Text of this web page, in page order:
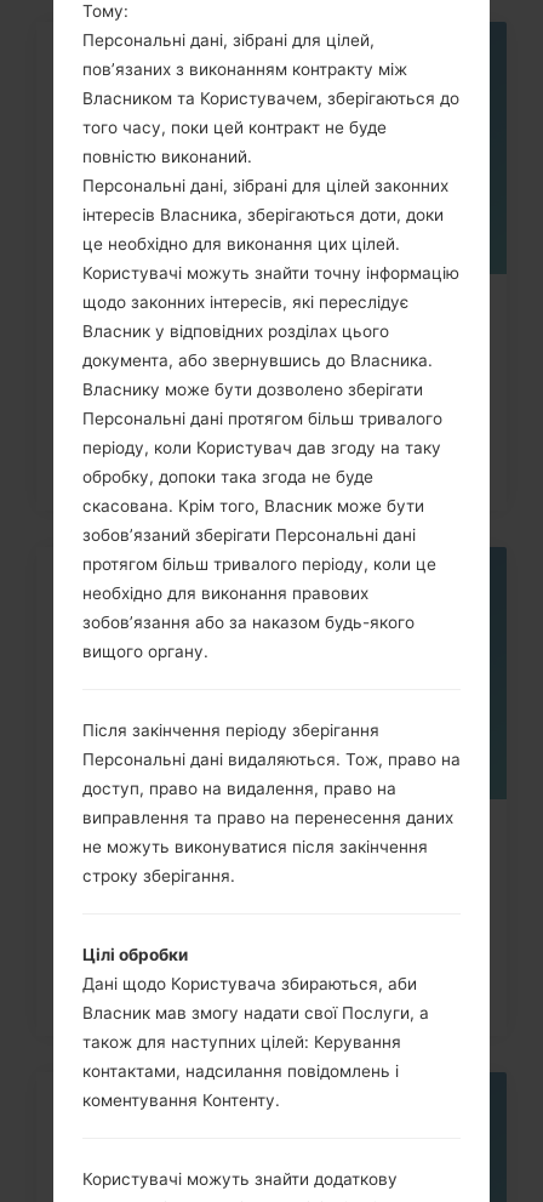
Як видалити усі дані з телефона
LG G3, G4, G5, G7 та...
Як скинути до заводських
налаштувань за допомогою коду...
Тому:
Персональні дані, зібрані для цілей,
пов’язаних з виконанням контракту між
Власником та Користувачем, зберігаються до
того часу, поки цей контракт не буде
повністю виконаний.
Персональні дані, зібрані для цілей законних
інтересів Власника, зберігаються доти, доки
це необхідно для виконання цих цілей.
Користувачі можуть знайти точну інформацію
щодо законних інтересів, які переслідує
Власник у відповідних розділах цього
документа, або звернувшись до Власника.
Власнику може бути дозволено зберігати
Персональні дані протягом більш тривалого
періоду, коли Користувач дав згоду на таку
обробку, допоки така згода не буде
скасована. Крім того, Власник може бути
зобов’язаний зберігати Персональні дані
протягом більш тривалого періоду, коли це
необхідно для виконання правових
зобов’язання або за наказом будь-якого
вищого органу.
Після закінчення періоду зберігання
Персональні дані видаляються. Тож, право на
доступ, право на видалення, право на
виправлення та право на перенесення даних
не можуть виконуватися після закінчення
строку зберігання.
Цілі обробки
Дані щодо Користувача збираються, аби
Власник мав змогу надати свої Послуги, а
також для наступних цілей: Керування
контактами, надсилання повідомлень і
коментування Контенту.
Користувачі можуть знайти додаткову